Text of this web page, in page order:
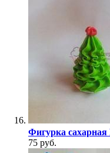
Фигурка
75 руб.